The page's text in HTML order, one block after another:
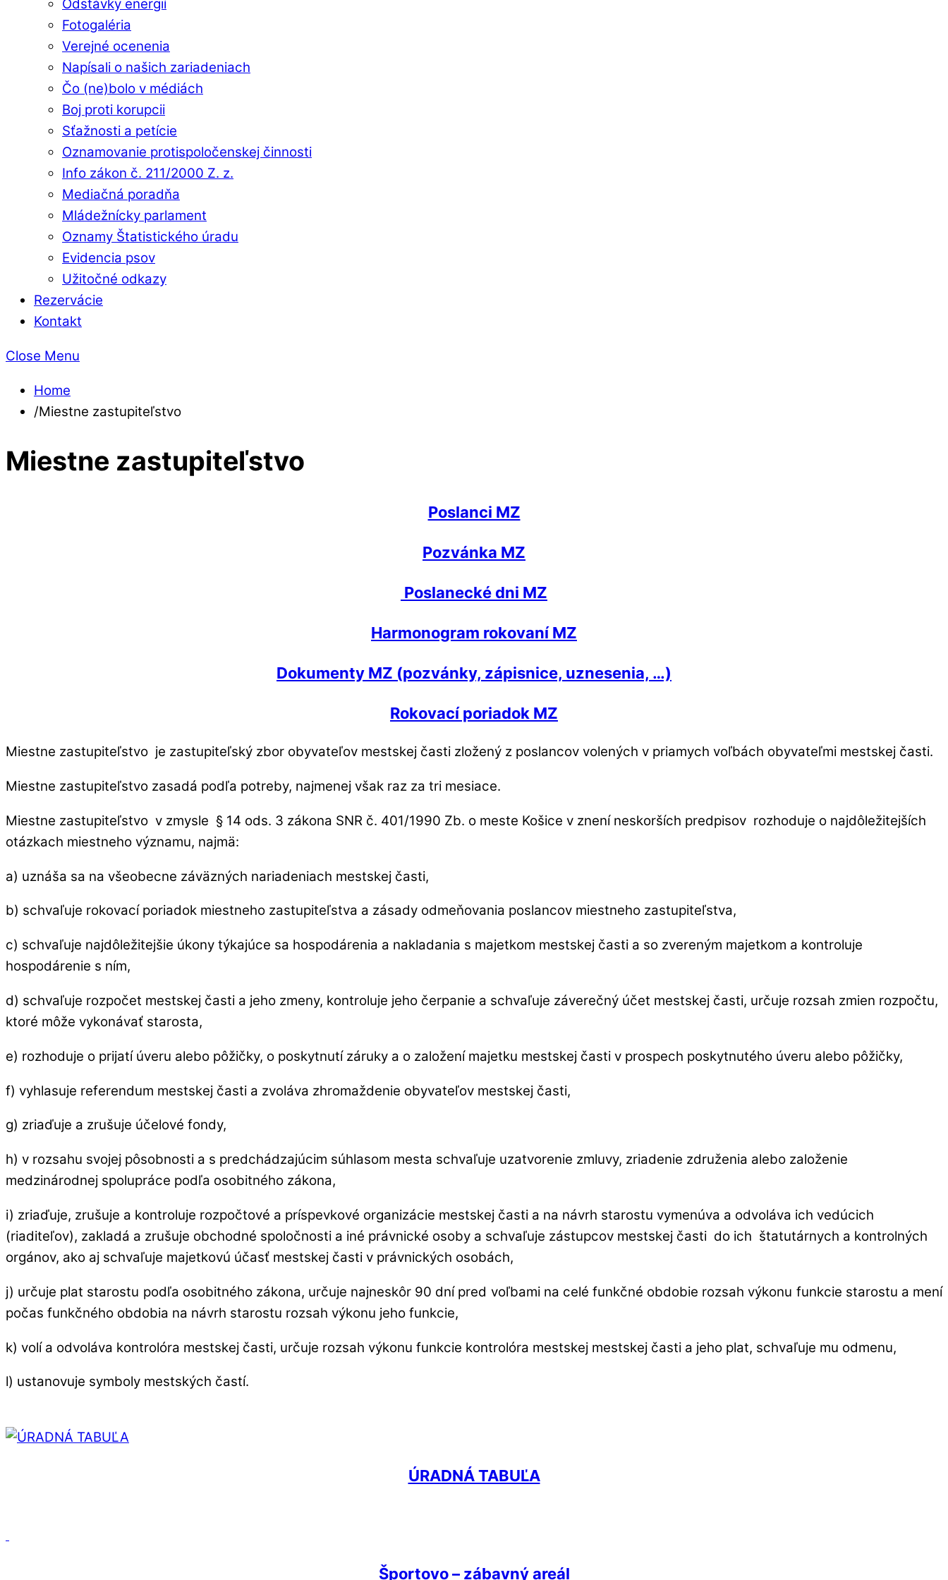
Odstávky energií
Fotogaléria
Verejné ocenenia
Napísali o našich zariadeniach
Čo (ne)bolo v médiách
Boj proti korupcii
Sťažnosti a petície
Oznamovanie protispoločenskej činnosti
Info zákon č. 211/2000 Z. z.
Mediačná poradňa
Mládežnícky parlament
Oznamy Štatistického úradu
Evidencia psov
Užitočné odkazy
Rezervácie
Kontakt
Close Menu
Home
/Miestne zastupiteľstvo
Miestne zastupiteľstvo
Poslanci MZ
Pozvánka MZ
Poslanecké dni MZ
Harmonogram rokovaní MZ
Dokumenty MZ (pozvánky, zápisnice, uznesenia, …)
Rokovací poriadok MZ
Miestne zastupiteľstvo je zastupiteľský zbor obyvateľov mestskej časti zložený z poslancov volených v priamych voľbách obyvateľmi mestskej časti.
Miestne zastupiteľstvo zasadá podľa potreby, najmenej však raz za tri mesiace.
Miestne zastupiteľstvo v zmysle § 14 ods. 3 zákona SNR č. 401/1990 Zb. o meste Košice v znení neskorších predpisov rozhoduje o najdôležitejších
otázkach miestneho významu, najmä:
a) uznáša sa na všeobecne záväzných nariadeniach mestskej časti,
b) schvaľuje rokovací poriadok miestneho zastupiteľstva a zásady odmeňovania poslancov miestneho zastupiteľstva,
c) schvaľuje najdôležitejšie úkony týkajúce sa hospodárenia a nakladania s majetkom mestskej časti a so zvereným majetkom a kontroluje
hospodárenie s ním,
d) schvaľuje rozpočet mestskej časti a jeho zmeny, kontroluje jeho čerpanie a schvaľuje záverečný účet mestskej časti, určuje rozsah zmien rozpočtu,
ktoré môže vykonávať starosta,
e) rozhoduje o prijatí úveru alebo pôžičky, o poskytnutí záruky a o založení majetku mestskej časti v prospech poskytnutého úveru alebo pôžičky,
f) vyhlasuje referendum mestskej časti a zvoláva zhromaždenie obyvateľov mestskej časti,
g) zriaďuje a zrušuje účelové fondy,
h) v rozsahu svojej pôsobnosti a s predchádzajúcim súhlasom mesta schvaľuje uzatvorenie zmluvy, zriadenie združenia alebo založenie
medzinárodnej spolupráce podľa osobitného zákona,
i) zriaďuje, zrušuje a kontroluje rozpočtové a príspevkové organizácie mestskej časti a na návrh starostu vymenúva a odvoláva ich vedúcich
(riaditeľov), zakladá a zrušuje obchodné spoločnosti a iné právnické osoby a schvaľuje zástupcov mestskej časti do ich štatutárnych a kontrolných
orgánov, ako aj schvaľuje majetkovú účasť mestskej časti v právnických osobách,
j) určuje plat starostu podľa osobitného zákona, určuje najneskôr 90 dní pred voľbami na celé funkčné obdobie rozsah výkonu funkcie starostu a mení
počas funkčného obdobia na návrh starostu rozsah výkonu jeho funkcie,
k) volí a odvoláva kontrolóra mestskej časti, určuje rozsah výkonu funkcie kontrolóra mestskej mestskej časti a jeho plat, schvaľuje mu odmenu,
l) ustanovuje symboly mestských častí.
ÚRADNÁ TABUĽA
Športovo – zábavný areál